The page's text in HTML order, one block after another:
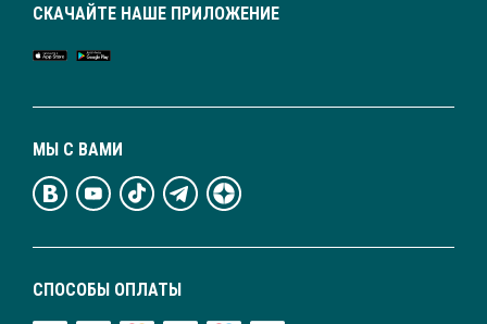
СПОСОБЫ ОПЛАТЫ
МЫ С ВАМИ
СКАЧАЙТЕ НАШЕ ПРИЛОЖЕНИЕ